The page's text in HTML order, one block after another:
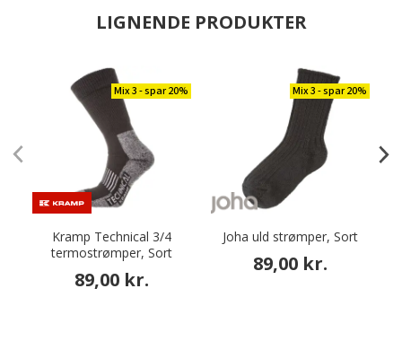
LIGNENDE PRODUKTER
Mix 3 - spar 20%
Kramp Technical 3/4
termostrømper, Sort
89,00 kr.
Mix 3 - spar 20%
Joha uld strømper, Sort
89,00 kr.